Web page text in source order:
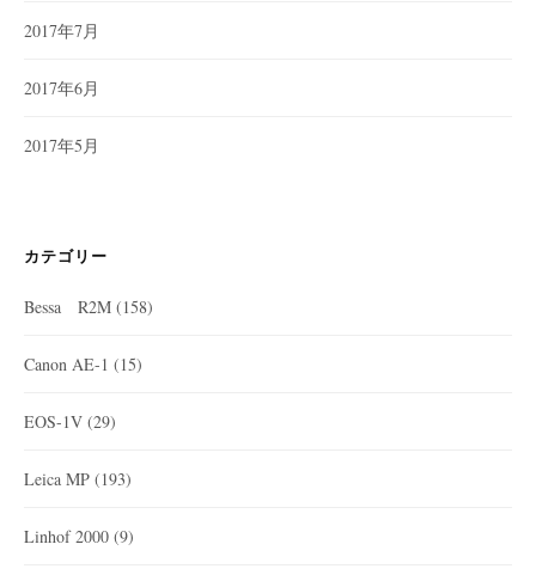
2017年7月
2017年6月
2017年5月
カテゴリー
Bessa R2M (158)
Canon AE-1 (15)
EOS-1V (29)
Leica MP (193)
Linhof 2000 (9)